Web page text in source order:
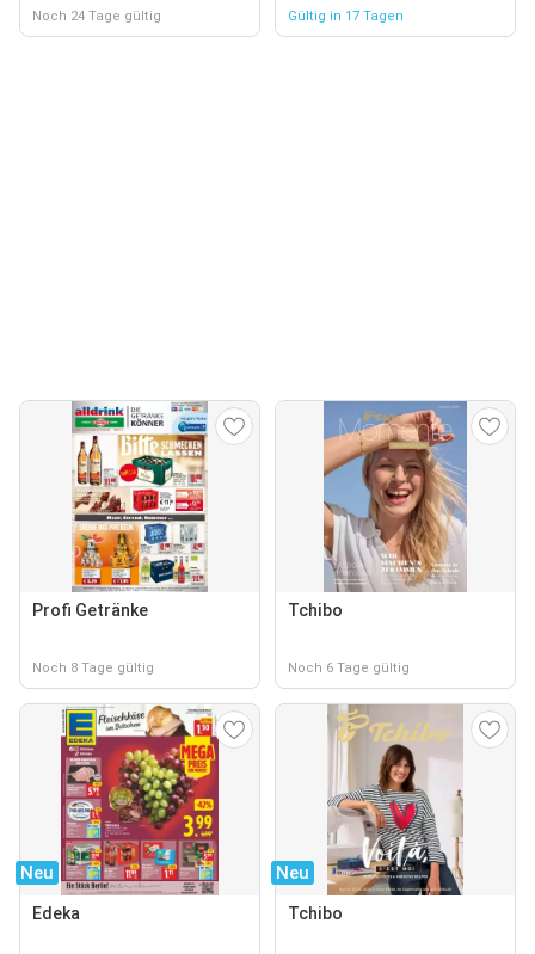
Noch 24 Tage gültig Gültig in 17 Tagen
Profi Getränke
Noch 8 Tage gültig
Tchibo
Noch 6 Tage gültig
Neu
Edeka
Neu
Tchibo